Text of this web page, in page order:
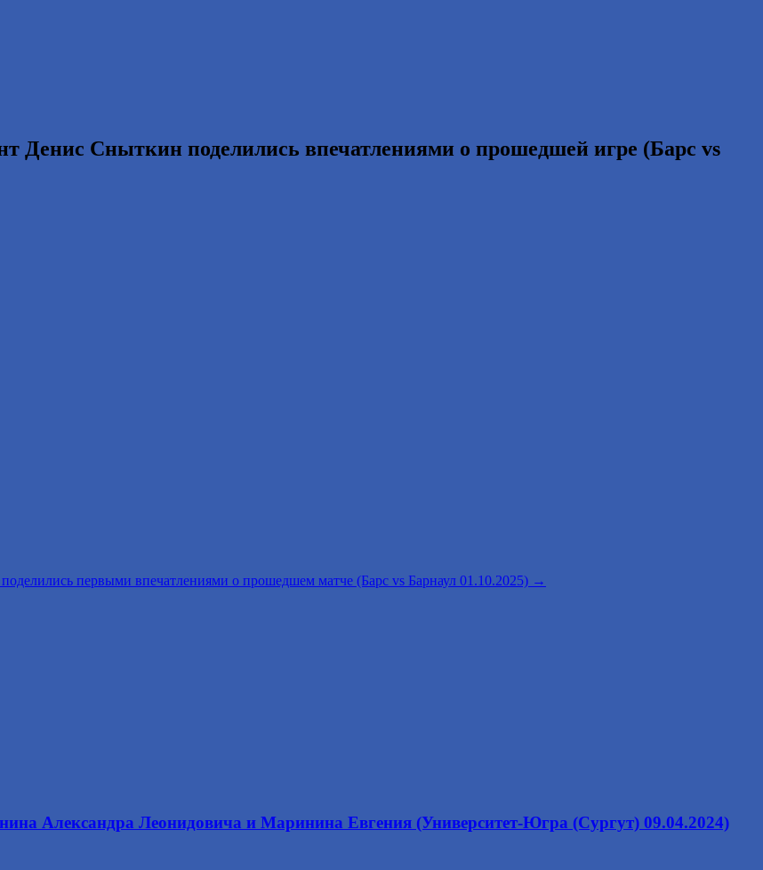
Денис Сныткин поделились впечатлениями о прошедшей игре (Барс vs
первыми впечатлениями о прошедшем матче (Барс vs Барнаул 01.10.2025) →
Александра Леонидовича и Маринина Евгения (Университет-Югра (Сургут) 09.04.2024)